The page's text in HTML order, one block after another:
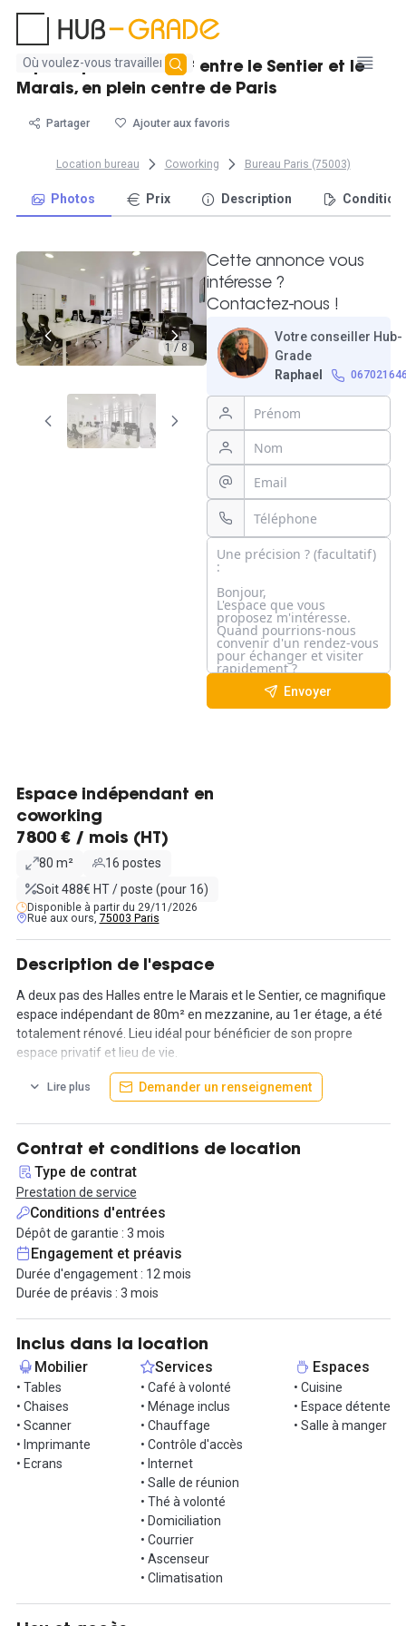
Aucun
résultat
Espace privé de 80m² entre le Sentier et le
Marais, en plein centre de Paris
Partager Ajouter aux favoris
Location bureau Coworking Bureau Paris (75003)
Photos Prix Description
1 / 8
Cette annonce vous
intéresse ?
Contactez-nous !
Votre conseiller Hub-
Grade
Raphael
Envoyer
Espace indépendant en
coworking
7800 € / mois (HT)
80 m²
16 postes
Soit 488€ HT / poste (pour 16)
Disponible à partir du 29/11/2026
Rue aux ours, 75003 Paris
Description de l'espace
A deux pas des Halles entre le Marais et le Sentier, ce magnifique
espace indépendant de 80m² en mezzanine, au 1er étage, a été
totalement rénové. Lieu idéal pour bénéficier de son propre
espace privatif et lieu de vie.
D'un côté, le Sentier, ancien quartier emblématique du prêt-à-
d'autres termes, le pôle des start-up et entreprise au début des
années 2000. De l'autre, le Marais, quartier symbolique, construit
sur des marécages, connu dans le monde entier, qui allie
aujourd'hui histoire avec ses nombreux hôtels particuliers du
XVIIe siècle, culture avec ses nombreux musées comme le Centre
George Pompidou, mais également shopping pour les amateurs
de mode, grâce à ses nombreuses boutiques branchées et
notamment le BHV qui se situe dans un bâtiment emblématique.
Endroit assez gourmand et festif grâce à ses restaurants
contemporains ou de gastronomie, ou encore ses nombreux
bars, rooftops, terrasse, qui font du Marais un quartier où il fait
bon sortir !
Dans cet espace, un bureau doté d'une grande luminosité peut
accueillir 16 postes de travail en open-space, idéal pour installer
ses équipes. Les bureaux sont entièrement équipés avec du
mobilier moderne et fonctionnel, et doté d'une installation
internet haut débit qui allie sécurité et performance.
En plus ce grand espace de travail, une salle de réunion pour des
meetings ou des points d'équipe se trouve sur place, entièrement
équipée avec écran TV et une caméra pour les visios.
Les espaces de vie sont composés d'un coin détente avec canapé
et fauteuil, idéal pour une partie de console après la pause
déjeuner, ainsi qu'une cuisine entièrement équipée avec des
Lire plus Demander un renseignement
Contrat et conditions de location
Type de contrat
Prestation de service
Conditions d'entrées
Dépôt de garantie : 3 mois
Engagement et préavis
Durée d'engagement : 12 mois
Durée de préavis : 3 mois
Inclus dans la location
Mobilier
• Tables
• Chaises
• Scanner
• Imprimante
• Ecrans
Services
• Café à volonté
• Ménage inclus
• Chauffage
• Contrôle d'accès
• Internet
• Salle de réunion
• Thé à volonté
• Domiciliation
• Courrier
• Ascenseur
• Climatisation
Espaces
• Cuisine
• Espace détente
• Salle à manger